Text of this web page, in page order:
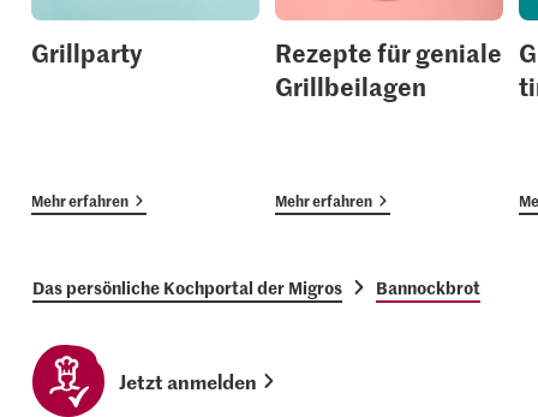
Grillparty
Mehr erfahren
Rezepte für geniale
Grillbeilagen
Mehr erfahren
Das persönliche Kochportal der Migros Bannockbrot
Jetzt anmelden